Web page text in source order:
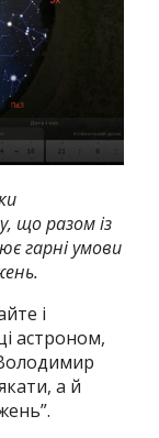
що разом із
гарні умови
і
астроном,
а й